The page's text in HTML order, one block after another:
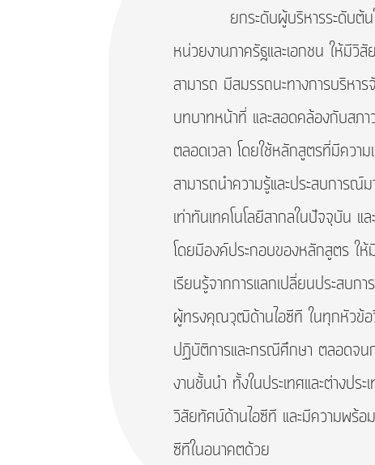
ยกระดับผู้บริหารระดับต้นใ
หน่วยงานภาครัฐและเอกชน ให้มีวิ
สามารถ มีสมรรถนะทางการบริหาร
บทบาทหน้าที่ และสอดคล้องกับสภ
ตลอดเวลา โดยใช้หลักสูตรที่มีความ
สามารถนำความรู้และประสบการณ์
เท่าทันเทคโนโลยีสากลในปัจจุบัน แ
โดยมีองค์ประกอบของหลักสูตร ให้
เรียนรู้จากการแลกเปลี่ยนประสบก
ผู้ทรงคุณวุฒิด้านไอซีที ในทุกหัวข้อ
ปฏิบัติการและกรณีศึกษา ตลอดจน
งานชั้นนำ ทั้งในประเทศและต่างประ
วิสัยทัศน์ด้านไอซีที และมีความพร้อ
ซีทีในอนาคตด้วย